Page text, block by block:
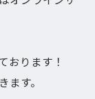
おります！
す。